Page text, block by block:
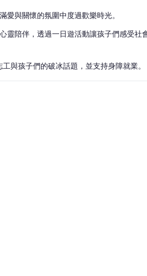
與關懷的氛圍中度過歡樂時光。
靈陪伴，透過一日遊活動讓孩子們感受社
與孩子們的破冰話題，並支持身障就業。